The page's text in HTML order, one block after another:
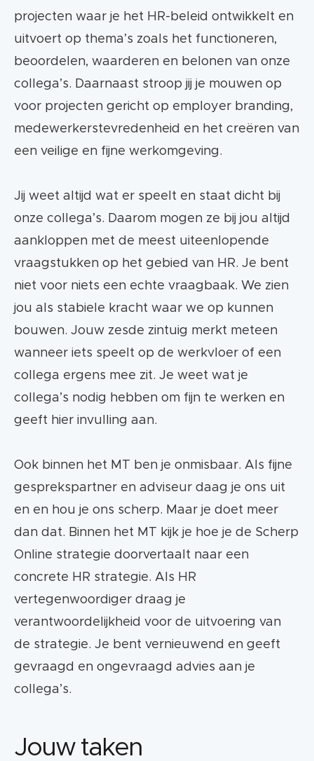
projecten waar je het HR-beleid ontwikkelt en
uitvoert op thema’s zoals het functioneren,
beoordelen, waarderen en belonen van onze
collega’s. Daarnaast stroop jij je mouwen op
voor projecten gericht op employer branding,
medewerkerstevredenheid en het creëren van
een veilige en fijne werkomgeving.
Jij weet altijd wat er speelt en staat dicht bij
onze collega’s. Daarom mogen ze bij jou altijd
aankloppen met de meest uiteenlopende
vraagstukken op het gebied van HR. Je bent
niet voor niets een echte vraagbaak. We zien
jou als stabiele kracht waar we op kunnen
bouwen. Jouw zesde zintuig merkt meteen
wanneer iets speelt op de werkvloer of een
collega ergens mee zit. Je weet wat je
collega’s nodig hebben om fijn te werken en
geeft hier invulling aan.
Ook binnen het MT ben je onmisbaar. Als fijne
gesprekspartner en adviseur daag je ons uit
en en hou je ons scherp. Maar je doet meer
dan dat. Binnen het MT kijk je hoe je de Scherp
Online strategie doorvertaalt naar een
concrete HR strategie. Als HR
vertegenwoordiger draag je
verantwoordelijkheid voor de uitvoering van
de strategie. Je bent vernieuwend en geeft
gevraagd en ongevraagd advies aan je
collega’s.
Jouw taken